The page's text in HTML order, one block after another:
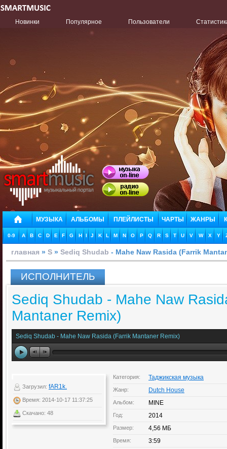
Новинки Популярное Пользователи
МУЗЫКА АЛЬБОМЫ ПЛЕЙЛИСТЫ ЧАРТЫ ЖАНРЫ
0-9 A B C D E F G H I J K L M N O P Q R S T U V W X Y
главная » S » Sediq Shudab - Mahe Naw Rasida (Farrik
ИСПОЛНИТЕЛЬ
Sediq Shudab - Mahe Naw
Mantaner Remix)
Sediq Shudab - Mahe Naw Rasida (Farrik Mantaner Remix)
Загрузил: fAR1k.
Время: 2014-10-17 11:37:25
Скачано: 48
Категория: Таджикская музыка
Жанр: Dutch House
Альбом: MINE
Год: 2014
Размер: 4,56 МБ
Время: 3:59